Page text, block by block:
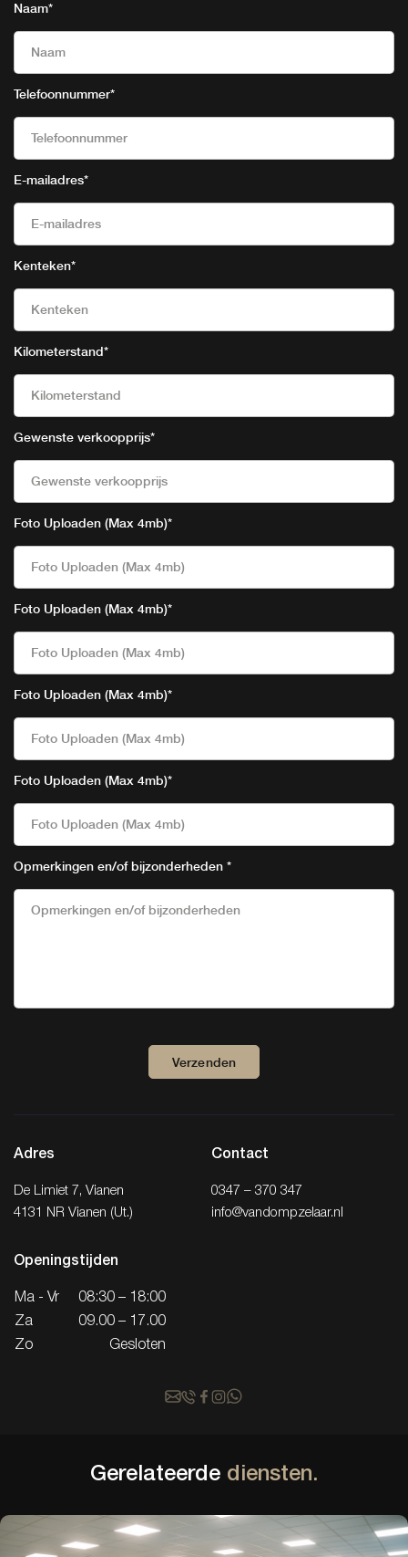
Naam*
Telefoonnummer*
E-mailadres*
Kenteken*
Kilometerstand*
Gewenste verkoopprijs*
Foto Uploaden (Max 4mb)*
Foto Uploaden (Max 4mb)
Foto Uploaden (Max 4mb)*
Foto Uploaden (Max 4mb)
Foto Uploaden (Max 4mb)*
Foto Uploaden (Max 4mb)
Foto Uploaden (Max 4mb)*
Foto Uploaden (Max 4mb)
Opmerkingen en/of bijzonderheden *
Verzenden
Adres
De Limiet 7, Vianen
4131 NR Vianen (Ut.)
Contact
0347 – 370 347
info@vandompzelaar.nl
Openingstijden
Ma - Vr
08:30 – 18:00
Za
09.00 – 17.00
Zo
Gesloten
Gerelateerde diensten.